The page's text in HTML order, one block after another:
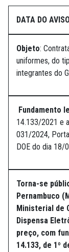
DATA DO
Objeto:
uniformes, do
integrantes do
Fundamento
14.133/2021 e
031/2024,
DOE do dia
Torna-se
Pernambuco
Ministerial de
Dispensa
preço, com
14.133, de 1º